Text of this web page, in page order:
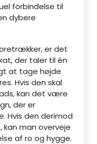
forbindelse til
dybere
er det
der taler til én
at tage højde
Hvis den skal
kan det være
der er
Hvis den derimod
man overveje
af ro og hygge.